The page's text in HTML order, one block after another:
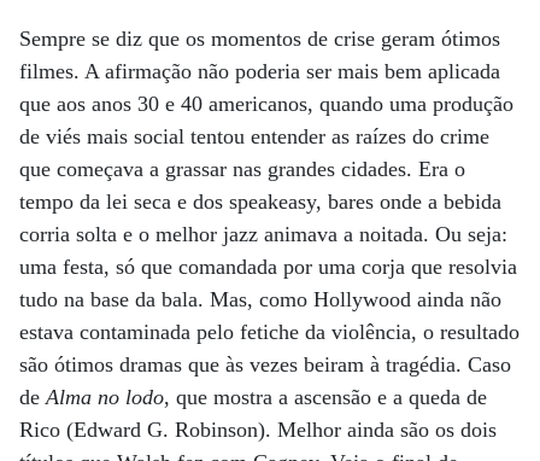
Sempre se diz que os momentos de crise geram ótimos
filmes. A afirmação não poderia ser mais bem aplicada
que aos anos 30 e 40 americanos, quando uma produção
de viés mais social tentou entender as raízes do crime
que começava a grassar nas grandes cidades. Era o
tempo da lei seca e dos speakeasy, bares onde a bebida
corria solta e o melhor jazz animava a noitada. Ou seja:
uma festa, só que comandada por uma corja que resolvia
tudo na base da bala. Mas, como Hollywood ainda não
estava contaminada pelo fetiche da violência, o resultado
são ótimos dramas que às vezes beiram à tragédia. Caso
deAlma no lodo, que mostra a ascensão e a queda de
Rico (Edward G. Robinson). Melhor ainda são os dois